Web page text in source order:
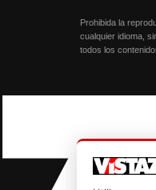
Prohibida la
cualquier idioma,
todos los